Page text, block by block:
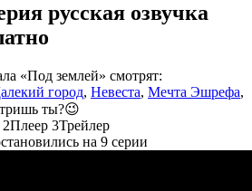
русская озвучка
«Под землей» смотрят:
город, Невеста, Мечта Эшрефа,
ты?😉
Плеер 3Трейлер
на 9 серии